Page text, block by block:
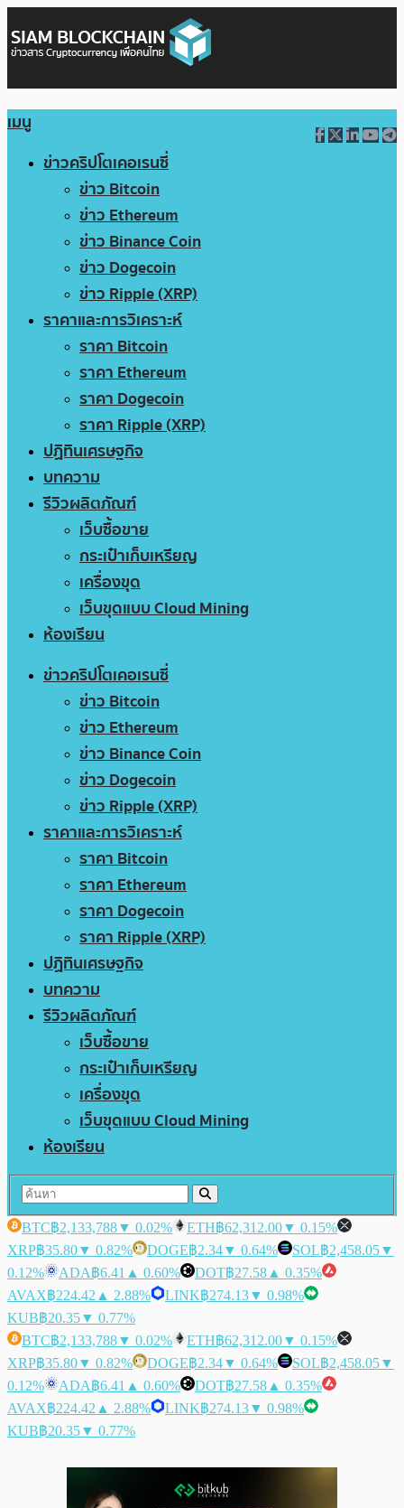
เมนู
ข่าวคริปโตเคอเรนซี่
ข่าว Bitcoin
ข่าว Ethereum
ข่าว Binance Coin
ข่าว Dogecoin
ข่าว Ripple (XRP)
ราคาและการวิเคราะห์
ราคา Bitcoin
ราคา Ethereum
ราคา Dogecoin
ราคา Ripple (XRP)
ปฏิทินเศรษฐกิจ
บทความ
รีวิวผลิตภัณฑ์
เว็บซื้อขาย
กระเป๋าเก็บเหรียญ
เครื่องขุด
เว็บขุดแบบ Cloud Mining
ห้องเรียน
ข่าวคริปโตเคอเรนซี่
ข่าว Bitcoin
ข่าว Ethereum
ข่าว Binance Coin
ข่าว Dogecoin
ข่าว Ripple (XRP)
ราคาและการวิเคราะห์
ราคา Bitcoin
ราคา Ethereum
ราคา Dogecoin
ราคา Ripple (XRP)
ปฏิทินเศรษฐกิจ
บทความ
รีวิวผลิตภัณฑ์
เว็บซื้อขาย
กระเป๋าเก็บเหรียญ
เครื่องขุด
เว็บขุดแบบ Cloud Mining
ห้องเรียน
BTC฿2,133,788▼ 0.02% ETH฿62,312.00▼ 0.15%
XRP฿35.80▼ 0.82% DOGE฿2.34▼ 0.64% SOL฿2,458.05▼
0.12%
ADA฿6.41 ▲ 0.60% DOT฿27.58 ▲ 0.35%
AVAX฿224.42 ▲ 2.88% LINK฿274.13▼ 0.98%
KUB฿20.35▼ 0.77%
BTC฿2,133,788▼ 0.02% ETH฿62,312.00▼ 0.15%
XRP฿35.80▼ 0.82% DOGE฿2.34▼ 0.64% SOL฿2,458.05▼
0.12%
ADA฿6.41 ▲ 0.60% DOT฿27.58 ▲ 0.35%
AVAX฿224.42 ▲ 2.88% LINK฿274.13▼ 0.98%
KUB฿20.35▼ 0.77%